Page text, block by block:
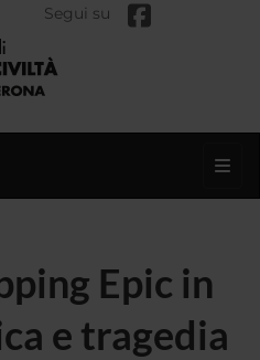
Segui su
Epic in
e tragedia